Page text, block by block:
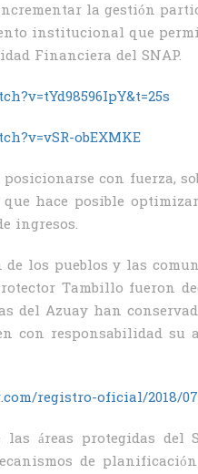
la gestión
institucional que
Financiera del SNAP.
obEXMKE
con fuerza,
hace posible
ingresos.
los pueblos y las
Tambillo fueron
del Azuay han
con responsabilidad
registro-oficial/2018/
áreas protegidas del
de